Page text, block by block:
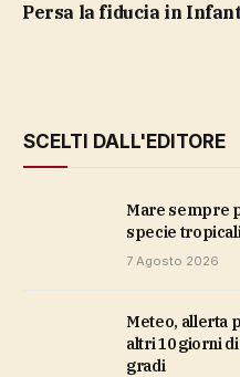
Persa la fiducia in
SCELTI DALL'EDITORE
Mare sempre più caldo, si diffondono nuove
specie
7 Agosto 2026
Meteo, allerta piogge al nord, Italia rovente
altri 10 giorni
gradi